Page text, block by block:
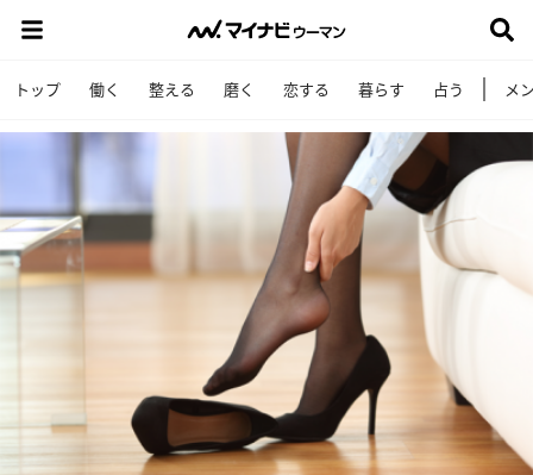
トップ 働く 整える 磨く 恋する 暮らす 占う メ